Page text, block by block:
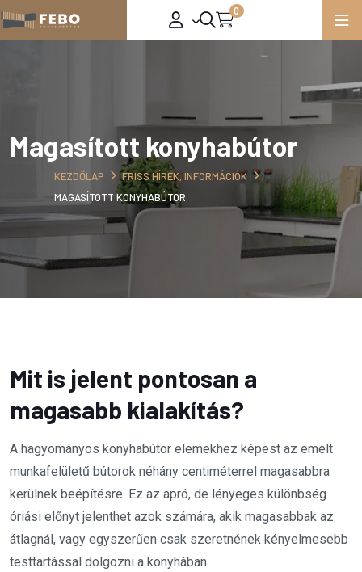
0
Magasított konyhabútor
KEZDŐLAP
FRISS HÍREK, INFORMÁCIÓK
MAGASÍTOTT KONYHABÚTOR
Mit is jelent pontosan a
magasabb kialakítás?
A hagyományos konyhabútor elemekhez képest az emelt
munkafelületű bútorok néhány centiméterrel magasabbra
kerülnek beépítésre. Ez az apró, de lényeges különbség
óriási előnyt jelenthet azok számára, akik magasabbak az
átlagnál, vagy egyszerűen csak szeretnének kényelmesebb
testtartással dolgozni a konyhában.